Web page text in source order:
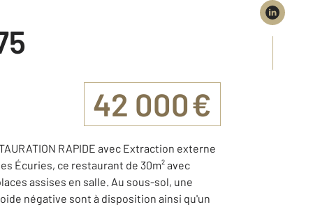
42 000 €
RAPIDE avec Extraction externe
Écuries, ce restaurant de 30m² avec
assises en salle. Au sous-sol, une
négative sont à disposition ainsi qu'un